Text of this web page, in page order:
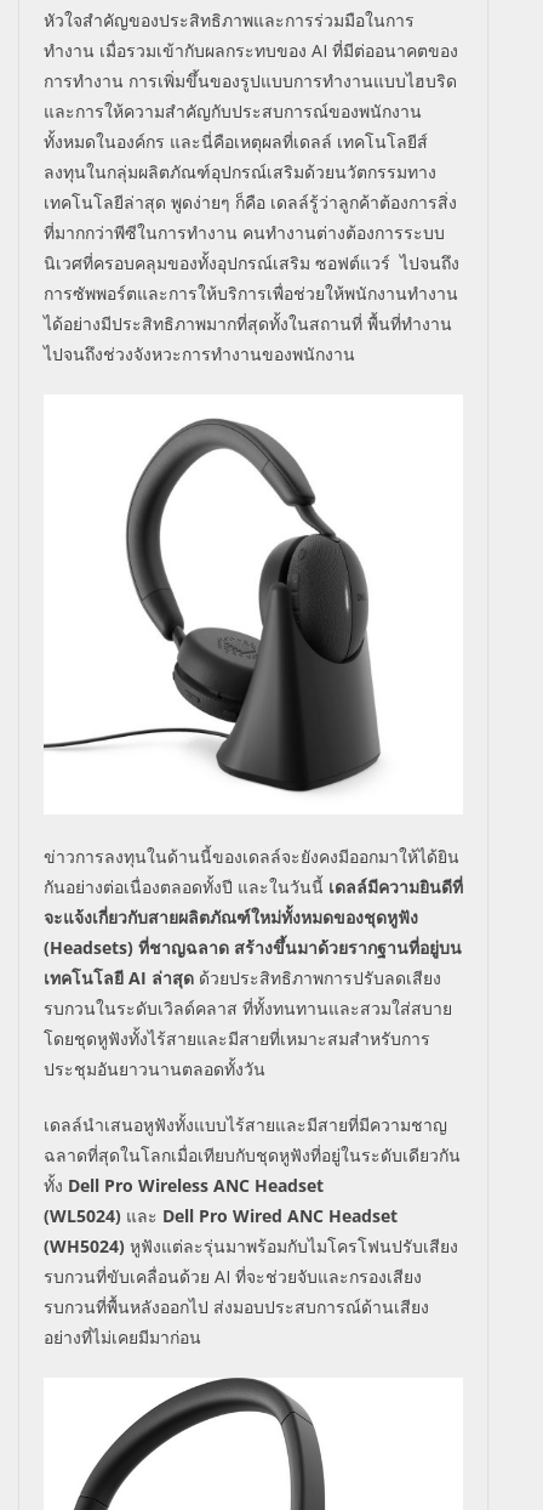
หัวใจสำคัญของประสิทธิภาพและการร่วมมือในการ
ทำงาน เมื่อรวมเข้ากับผลกระทบของ AI ที่มีต่ออนาคตของ
การทำงาน การเพิ่มขึ้นของรูปแบบการทำงานแบบไฮบริด
และการให้ความสำคัญกับประสบการณ์ของพนักงาน
ทั้งหมดในองค์กร และนี่คือเหตุผลที่เดลล์ เทคโนโลยีส์
ลงทุนในกลุ่มผลิตภัณฑ์อุปกรณ์เสริมด้วยนวัตกรรมทาง
เทคโนโลยีล่าสุด พูดง่ายๆ ก็คือ เดลล์รู้ว่าลูกค้าต้องการสิ่ง
ที่มากกว่าพีซีในการทำงาน คนทำงานต่างต้องการระบบ
นิเวศที่ครอบคลุมของทั้งอุปกรณ์เสริม ซอฟต์แวร์ ไปจนถึง
การซัพพอร์ตและการให้บริการเพื่อช่วยให้พนักงานทำงาน
ได้อย่างมีประสิทธิภาพมากที่สุดทั้งในสถานที่ พื้นที่ทำงาน
ไปจนถึงช่วงจังหวะการทำงานของพนักงาน
ข่าวการลงทุนในด้านนี้ของเดลล์จะยังคงมีออกมาให้ได้ยิน
กันอย่างต่อเนื่องตลอดทั้งปี และในวันนี้ เดลล์มีความยินดีที่
จะแจ้งเกี่ยวกับสายผลิตภัณฑ์ใหม่ทั้งหมดของชุดหูฟัง
(Headsets) ที่ชาญฉลาด สร้างขึ้นมาด้วยรากฐานที่อยู่บน
เทคโนโลยี AI ล่าสุด ด้วยประสิทธิภาพการปรับลดเสียง
รบกวนในระดับเวิลด์คลาส ที่ทั้งทนทานและสวมใส่สบาย
โดยชุดหูฟังทั้งไร้สายและมีสายที่เหมาะสมสำหรับการ
ประชุมอันยาวนานตลอดทั้งวัน
เดลล์นําเสนอหูฟังทั้งแบบไร้สายและมีสายที่มีความชาญ
ฉลาดที่สุดในโลกเมื่อเทียบกับชุดหูฟังที่อยู่ในระดับเดียวกัน
ทั้ง Dell Pro Wireless ANC Headset
(WL5024) และ Dell Pro Wired ANC Headset
(WH5024) หูฟังแต่ละรุ่นมาพร้อมกับไมโครโฟนปรับเสียง
รบกวนที่ขับเคลื่อนด้วย AI ที่จะช่วยจับและกรองเสียง
รบกวนที่พื้นหลังออกไป ส่งมอบประสบการณ์ด้านเสียง
อย่างที่ไม่เคยมีมาก่อน